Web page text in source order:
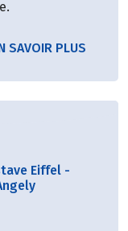
SAVOIR PLUS
Eiffel -